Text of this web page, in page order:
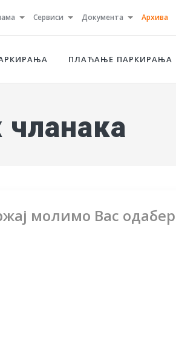
Сервиси Документа Архива
ПЛАЋАЊЕ ПАРКИРАЊА
молимо Вас